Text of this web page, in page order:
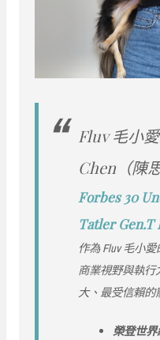
Fluv 毛小
Chen（陳
Forbes 30
Tatler
作為 Fluv 毛小
商業視野與執行
大、最受信賴的
榮登世界